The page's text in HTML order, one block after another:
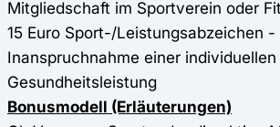
Mitgliedschaft im Sportverein oder
15 Euro Sport-/Leistungsabzeichen -
Inanspruchnahme einer individuellen
Gesundheitsleistung
Bonusmodell (Erläuterungen)